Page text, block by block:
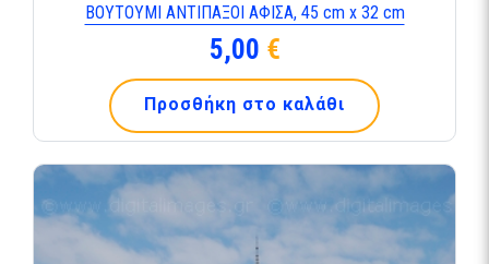
ΒΟΥΤΟΥΜΙ ΑΝΤΙΠΑΞΟΙ ΑΦΙΣΑ, 45 cm x 32 cm
5,00 €
Προσθήκη στο καλάθι